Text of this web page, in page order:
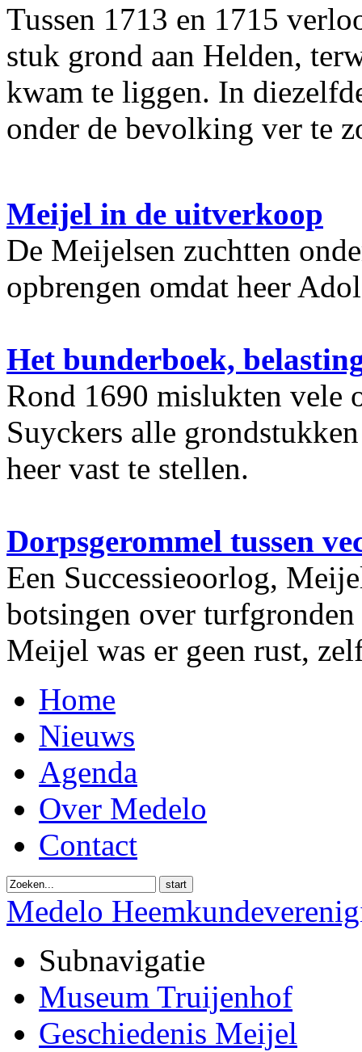
Tussen 1713 en 1715
stuk grond aan Helden,
kwam te liggen. In
onder de bevolking ver te
Meijel in de uitverkoop
De Meijelsen zuchtten
opbrengen omdat heer
Het bunderboek,
Rond 1690 mislukten vele
Suyckers alle
heer vast te stellen.
Dorpsgerommel tussen
Een Successieoorlog,
botsingen over
Meijel was er geen rust,
Home
Nieuws
Agenda
Over Medelo
Contact
start
Medelo
Subnavigatie
Museum Truijenhof
Geschiedenis Meijel